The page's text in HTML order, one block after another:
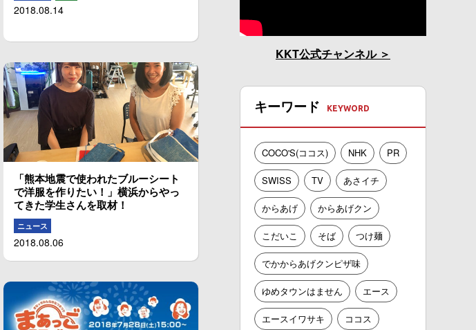
2018.08.14
「熊本地震で使われたブルーシート
で洋服を作りたい！」横浜からやっ
てきた学生さんを取材！
ニュース
2018.08.06
KKT公式チャンネル
キーワード
COCO'S(ココス) NHK PR
SWISS TV あさイチ
からあげ からあげクン
こだいこ そば つけ麺
でかからあげクンピザ味
ゆめタウンはません エース
エースイワサキ ココス